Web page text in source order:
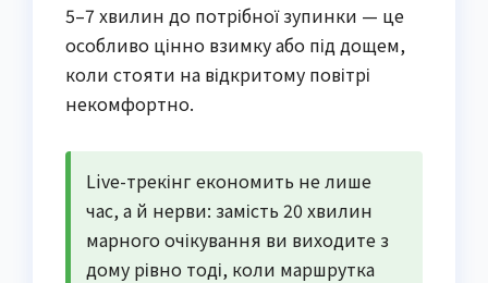
5–7 хвилин до потрібної зупинки — це
особливо цінно взимку або під дощем,
коли стояти на відкритому повітрі
некомфортно.
Live-трекінг економить не лише
час, а й нерви: замість 20 хвилин
марного очікування ви виходите з
дому рівно тоді, коли маршрутка